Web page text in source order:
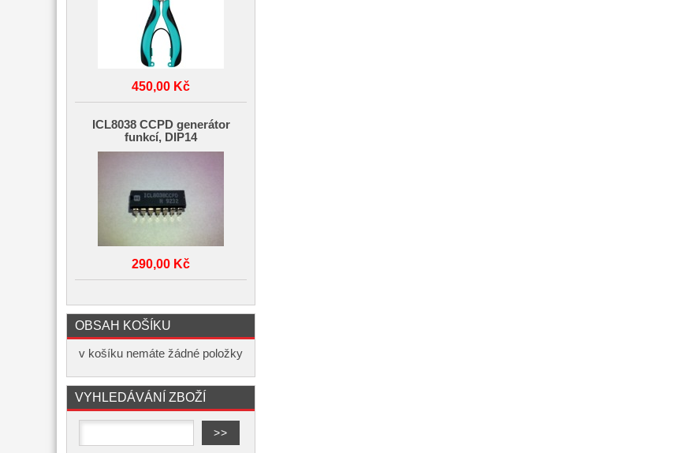
450,00 Kč
ICL8038 CCPD generátor
funkcí, DIP14
290,00 Kč
OBSAH KOŠÍKU
v košíku nemáte žádné položky
VYHLEDÁVÁNÍ ZBOŽÍ